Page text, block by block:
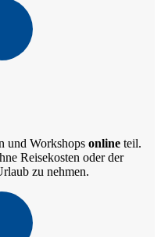
und Workshops onlineteil.
Reisekosten oder der
zu nehmen.